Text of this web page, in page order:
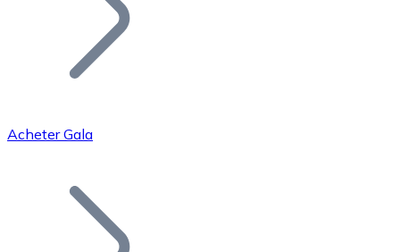
Bitcoin
Acheter Gala